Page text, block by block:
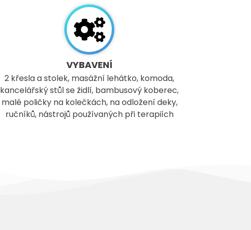
VYBAVENÍ
2 křesla a stolek, masážní lehátko, komoda,
kancelářský stůl se židlí, bambusový koberec,
malé poličky na kolečkách, na odložení deky,
ručníků, nástrojů používaných při terapiích